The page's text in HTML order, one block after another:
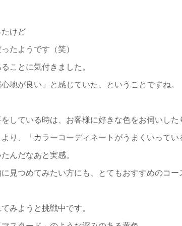
けど
たようです（笑）
ことに気付きました。
地が良い」と感じていた、ということですね。
している時は、お客様に好きな色をお伺いした
り、「カラーコーディネートがうまくいってい
んだなあと実感。
見つめてみたい方にも、とてもおすすめのコー
みようと挑戦中です。